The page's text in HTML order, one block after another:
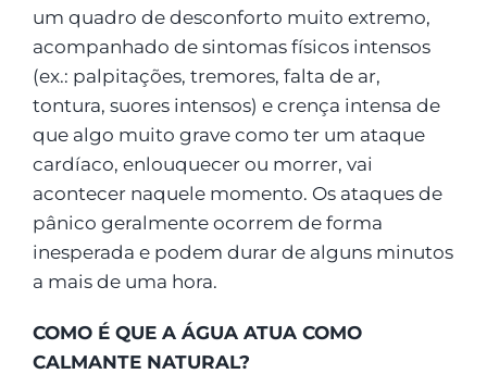
um quadro de desconforto muito extremo,
acompanhado de sintomas físicos intensos
(ex.: palpitações, tremores, falta de ar,
tontura, suores intensos) e crença intensa de
que algo muito grave como ter um ataque
cardíaco, enlouquecer ou morrer, vai
acontecer naquele momento. Os ataques de
pânico geralmente ocorrem de forma
inesperada e podem durar de alguns minutos
a mais de uma hora.
COMO É QUE A ÁGUA ATUA COMO
CALMANTE NATURAL?